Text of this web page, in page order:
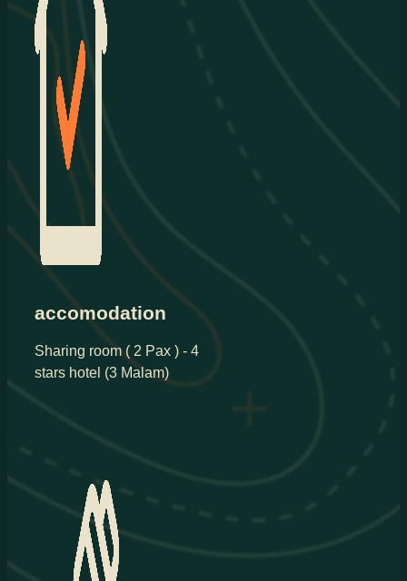
accomodation
Sharing room ( 2 Pax ) - 4
stars hotel (3 Malam)